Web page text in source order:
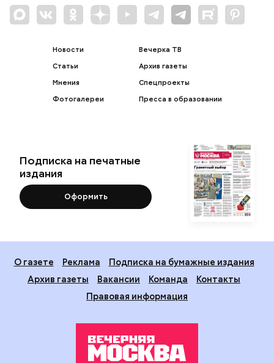
Новости
Статьи
Мнения
Фотогалереи
Вечерка ТВ
Архив газеты
Спецпроекты
Пресса в образовании
Подписка на печатные
издания
Оформить
О газете Реклама
Подписка на бумажные издания
Архив газеты
Вакансии Команда
Контакты
Правовая информация